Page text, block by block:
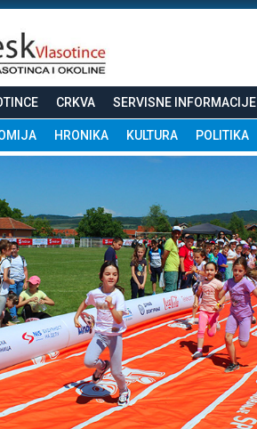
CRKVA SERVISNE INFORMACIJE
HRONIKA KULTURA POLITIKA